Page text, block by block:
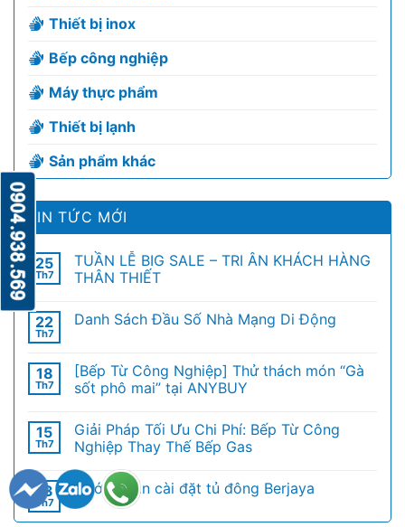
Thiết bị inox
Bếp công nghiệp
Máy thực phẩm
Thiết bị lạnh
Sản phẩm khác
TIN TỨC MỚI
25
Th7
TUẦN LỄ BIG SALE – TRI ÂN KHÁCH HÀNG
THÂN THIẾT
22
Th7
Danh Sách Đầu Số Nhà Mạng Di Động
18
Th7
[Bếp Từ Công Nghiệp] Thử thách món “Gà
sốt phô mai” tại ANYBUY
15
Th7
Giải Pháp Tối Ưu Chi Phí: Bếp Từ Công
Nghiệp Thay Thế Bếp Gas
13
Th7
Hướng dẫn cài đặt tủ đông Berjaya